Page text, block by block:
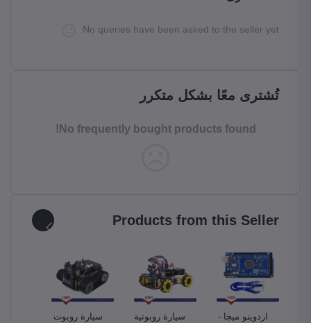
No queries have been asked to the seller yet
تُشترى معًا بشكل متكرر
No frequently bought products found!
Products from this Seller
اردوينو ميجا -
سيارة روبوتية
سيارة روبوت